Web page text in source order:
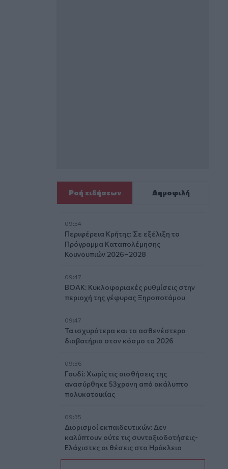
Ροή ειδήσεων Δημοφιλή
09:54
Περιφέρεια Κρήτης: Σε εξέλιξη το
Πρόγραμμα Καταπολέμησης
Κουνουπιών 2026–2028
09:47
ΒΟΑΚ: Κυκλοφοριακές ρυθμίσεις στην
περιοχή της γέφυρας Ξηροποτάμου
09:47
Τα ισχυρότερα και τα ασθενέστερα
διαβατήρια στον κόσμο το 2026
09:36
Γουδί: Χωρίς τις αισθήσεις της
ανασύρθηκε 53χρονη από ακάλυπτο
πολυκατοικίας
09:35
Διορισμοί εκπαιδευτικών: Δεν
καλύπτουν ούτε τις συνταξιοδοτήσεις-
Ελάχιστες οι θέσεις στο Ηράκλειο